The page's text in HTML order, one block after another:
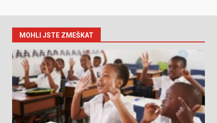
MOHLI JSTE ZMEŠKAT